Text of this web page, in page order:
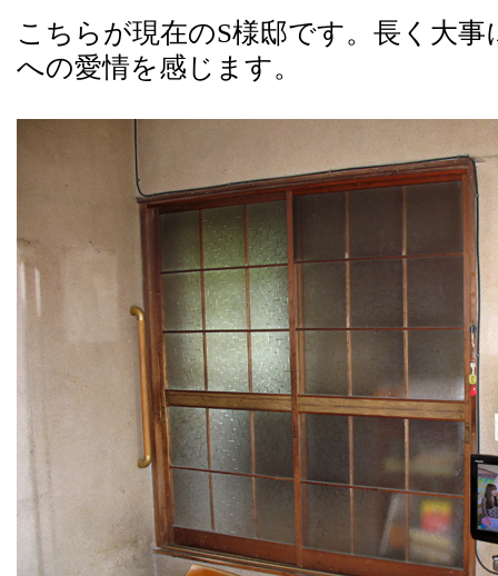
こちらが現在のS様邸です。長く大
への愛情を感じます。